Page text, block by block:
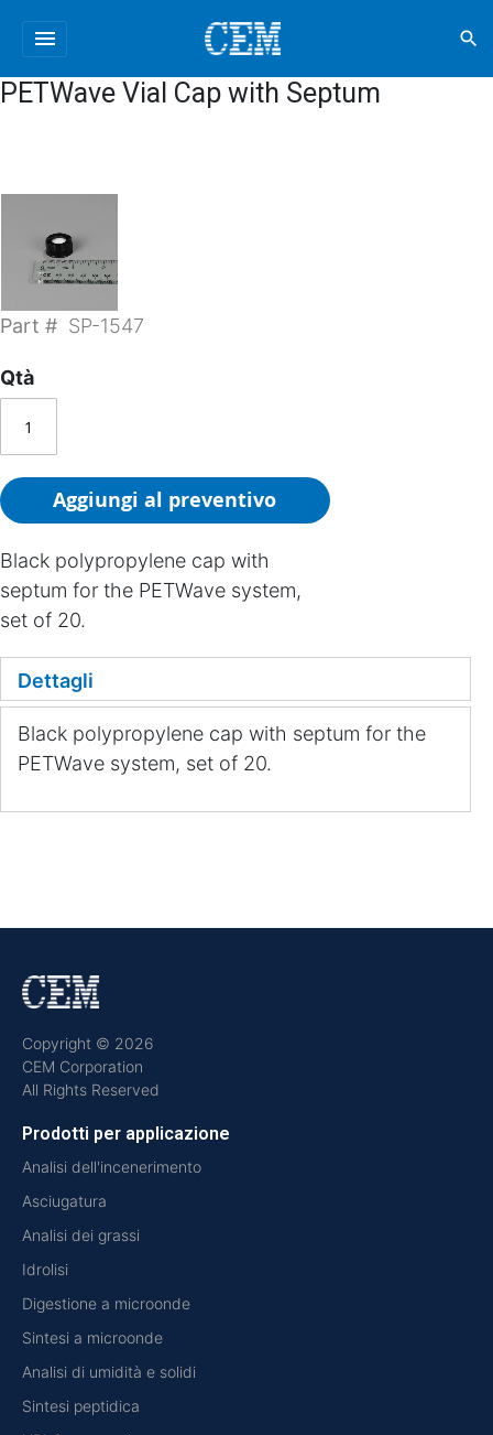
menu search
PETWave Vial Cap with Septum
Part # SP-1547
Qtà
Aggiungi al preventivo
Black polypropylene cap with
septum for the PETWave system,
set of 20.
Dettagli
Black polypropylene cap with septum for the
PETWave system, set of 20.
Copyright © 2026
CEM Corporation
All Rights Reserved
Prodotti per applicazione
Analisi dell'incenerimento
Asciugatura
Analisi dei grassi
Idrolisi
Digestione a microonde
Sintesi a microonde
Analisi di umidità e solidi
Sintesi peptidica